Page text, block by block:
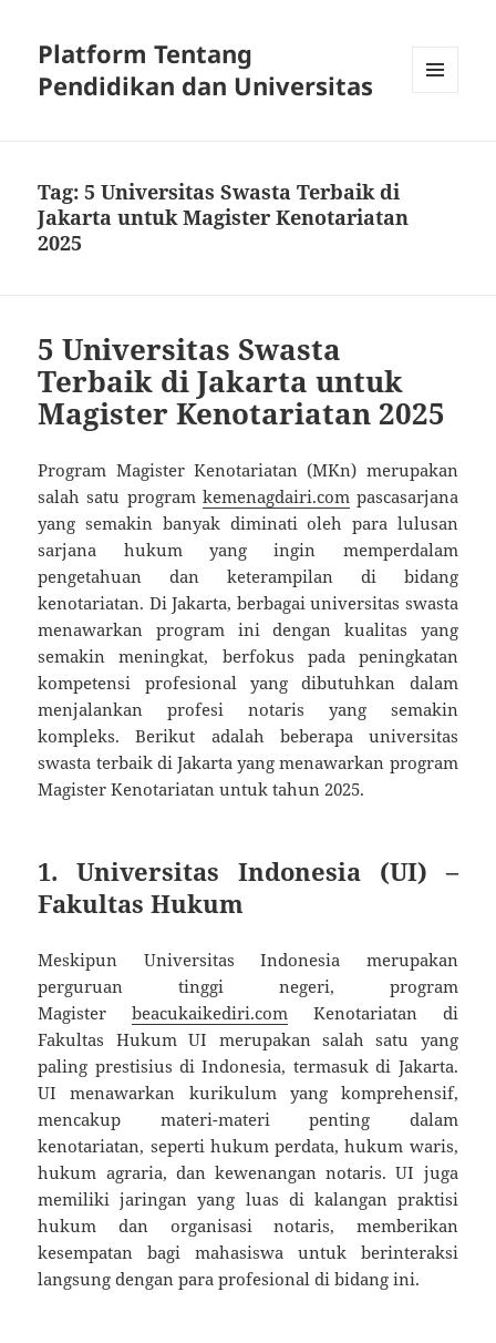
Platform Tentang
Pendidikan dan Universitas
Tag:5 Universitas Swasta Terbaik di
Jakarta untuk Magister Kenotariatan
2025
5 Universitas Swasta
Terbaik di Jakarta untuk
Magister Kenotariatan 2025
Program Magister Kenotariatan (MKn) merupakan
salah satu program kemenagdairi.compascasarjana
yang semakin banyak diminati oleh para lulusan
sarjana hukum yang ingin memperdalam
pengetahuan dan keterampilan di bidang
kenotariatan. Di Jakarta, berbagai universitas swasta
menawarkan program ini dengan kualitas yang
semakin meningkat, berfokus pada peningkatan
kompetensi profesional yang dibutuhkan dalam
menjalankan profesi notaris yang semakin
kompleks. Berikut adalah beberapa universitas
swasta terbaik di Jakarta yang menawarkan program
Magister Kenotariatan untuk tahun 2025.
1.Universitas Indonesia (UI) –
Fakultas Hukum
Meskipun Universitas Indonesia merupakan
perguruan tinggi negeri, program
Magisterbeacukaikediri.com Kenotariatan di
Fakultas Hukum UI merupakan salah satu yang
paling prestisius di Indonesia, termasuk di Jakarta.
UI menawarkan kurikulum yang komprehensif,
mencakup materi-materi penting dalam
kenotariatan, seperti hukum perdata, hukum waris,
hukum agraria, dan kewenangan notaris. UI juga
memiliki jaringan yang luas di kalangan praktisi
hukum dan organisasi notaris, memberikan
kesempatan bagi mahasiswa untuk berinteraksi
langsung dengan para profesional di bidang ini.